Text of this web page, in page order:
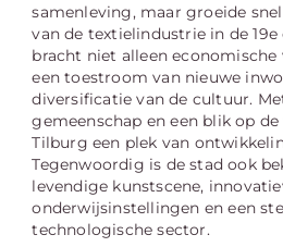
samenleving, maar groeide
van de textielindustrie in de 19e
bracht niet alleen economische
een toestroom van nieuwe
diversificatie van de cultuur.
gemeenschap en een blik op
Tilburg een plek van
Tegenwoordig is de stad ook
levendige kunstscene,
onderwijsinstellingen en een
technologische sector.